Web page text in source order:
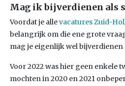
Mag ik bijverdienen als
Voordat je allevacatures Zuid-
belangrijk om die ene grote
mag je eigenlijk wel bijverdienen
Voor 2022 was hier geen enkele
mochten in 2020 en 2021